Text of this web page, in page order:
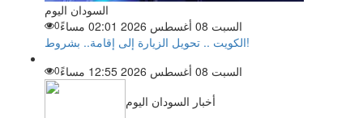
السودان اليوم
السبت 08 أغسطس 2026 02:01 مساءً
0
الكويت .. تحويل الزيارة إلى إقامة.. بشروط!
السبت 08 أغسطس 2026 12:55 مساءً
0
أخبار السودان اليوم